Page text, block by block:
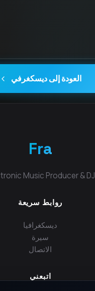
العودة إلى ديسكغرفي
Fra
Music Producer & DJ
روابط سريعة
ديسكغرافيا
سيرة
الاتصال
اتبعني